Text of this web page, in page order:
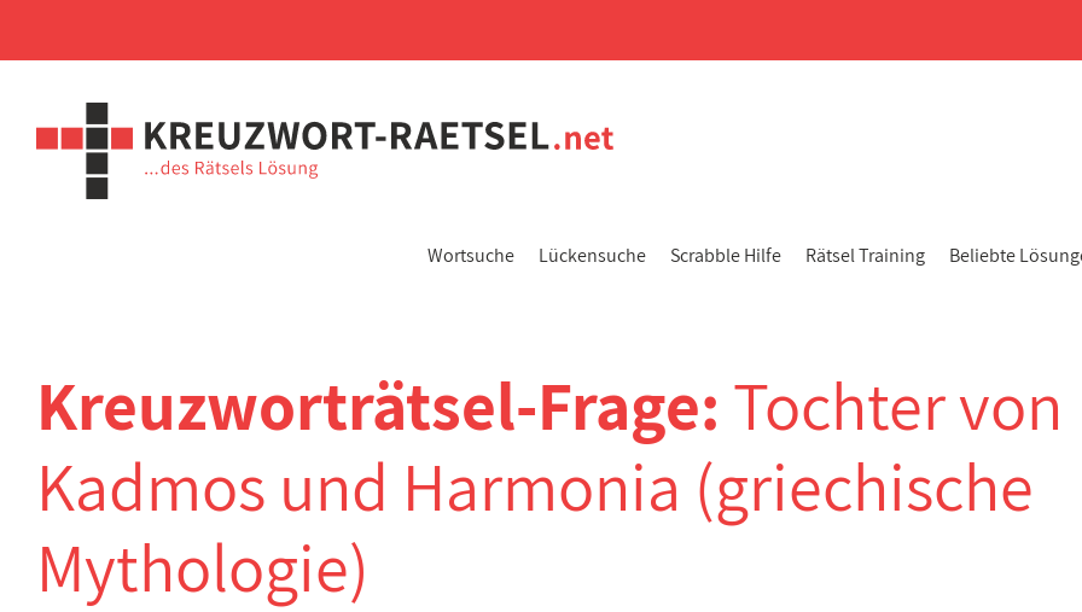
Wortsuche Lückensuche Scrabble Hilfe Rätsel Training Beliebte
Kreuzworträtsel-Frage: Tochter von
Kadmos und Harmonia (griechische
Mythologie)